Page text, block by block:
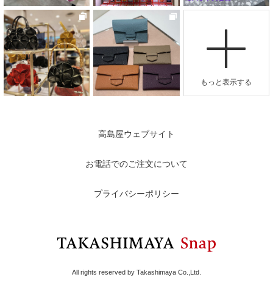
高島屋ウェブサイト
お電話でのご注文について
プライバシーポリシー
All rights reserved by Takashimaya Co.,Ltd.